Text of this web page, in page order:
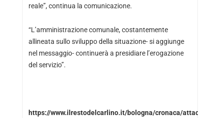
reale”, continua la comunicazione.
“L’amministrazione comunale, costantemente
allineata sullo sviluppo della situazione- si aggiunge
nel messaggio- continuerà a presidiare l’erogazione
del servizio”.
https://www.ilrestodelcarlino.it/bologna/cronaca/attacco-